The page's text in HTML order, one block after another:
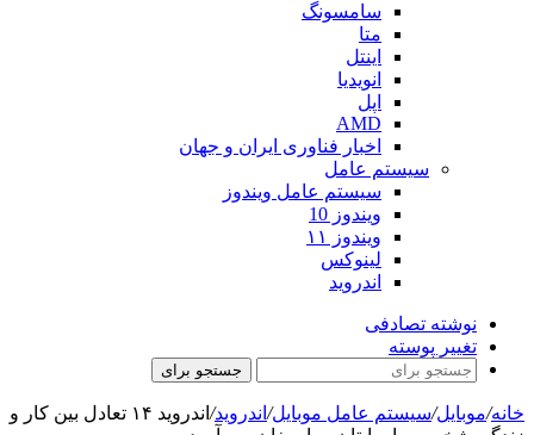
سامسونگ
متا
اینتل
انویدیا
اپل
AMD
اخبار فناوری ایران و جهان
سیستم عامل
سیستم عامل ویندوز
ویندوز 10
ویندوز ۱۱
لینوکس
اندروید
نوشته تصادفی
تغییر پوسته
جستجو برای
خانه/موبایل/سیستم عامل موبایل/ اندروید/
اندروید ۱۴ تعادل بین کار و